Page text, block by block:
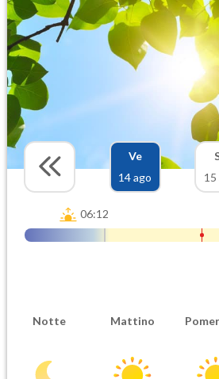
Ve
14 ago
15
06:12
Notte Mattino